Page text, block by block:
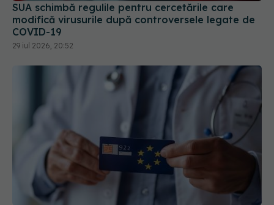
SUA schimbă regulile pentru cercetările care
modifică virusurile după controversele legate de
COVID-19
29 iul 2026, 20:52